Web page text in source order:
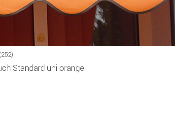
(252)
Standard uni orange